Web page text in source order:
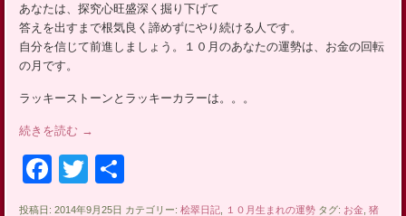
キ
ッ
プ
あなたは、探究心旺盛深く掘り下げて
答えを出すまで根気良く諦めずにやり続ける人です。
自分を信じて前進しましょう。１０月のあなたの運勢は、お金の回転
の月です。
ラッキーストーンとラッキーカラーは。。。
続きを読む →
Facebook
Twitter
有
投稿日: 2014年9月25日 カテゴリー:桧翠日記 １０月生まれの運勢 タグ: お金 ,猪